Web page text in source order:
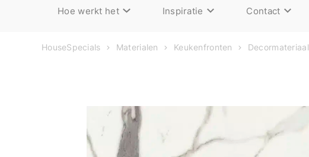
Hoe werkt het Inspiratie Contact
HouseSpecials Materialen Keukenfronten Decormateriaal